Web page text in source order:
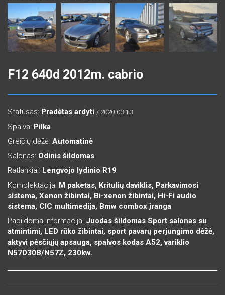
F12 640d 2012m. cabrio
Statusas: Pradėtas ardyti / 2020-03-13
Spalva: Pilka
Greičių dėžė: Automatinė
Salonas: Odinis šildomas
Ratlankiai: Lengvojo lydinio R19
Komplektacija: M paketas, Kritulių daviklis, Parkavimosi
sistema, Xenon žibintai, Bi-xenon žibintai, Hi-Fi audio
sistema, CIC multimedija, Bmw combox įranga
Papildoma informacija: Juodas šildomas Sport salonas su
atmintimi, LED rūko žibintai, sport pavarų perjungimo dėžė,
aktyvi pėsčiųjų apsauga, spalvos kodas A52, variklio
N57D30B/N57Z, 230kw.